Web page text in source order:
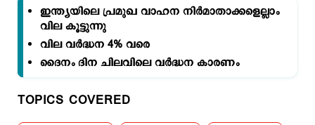
TOPICS COVERED
ഇന്ത്യയിലെ പ്രമുഖ വാഹന നിർമാതാക്കളെല്ലാം
വില കൂട്ടുന്നു
വില വര്‍ദ്ധന 4% വരെ
ദൈനം ദിന ചിലവിലെ വര്‍ദ്ധന കാരണം